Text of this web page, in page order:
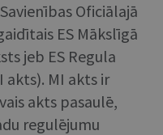
Oficiālajā
ES Mākslīgā
jeb ES Regula
MI akts ir
akts pasaulē,
regulējumu